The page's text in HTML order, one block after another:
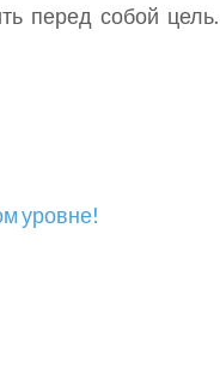
перед собой цель.
уровне!